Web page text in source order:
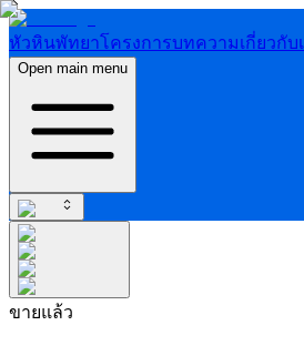
หัวหินพัทยาโครงการบทความเกี่ยวกับ
Open main menu
ขายแล้ว